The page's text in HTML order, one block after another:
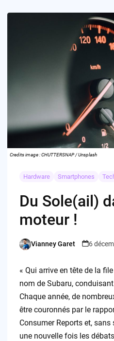
Credits image : CHUTTERSNAP / Unsplash
Hardware Smartphones
Du Sole(ail)
moteur !
Posted
Vianney Garet 6
« Qui arrive en tête de la
nom de Subaru,
Chaque année, de
être couronnés par le
Consumer Reports et,
une nouvelle fois les